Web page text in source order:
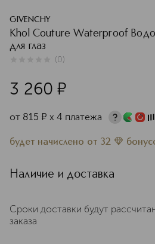
GIVENCHY
Khol Couture Waterproof
для глаз
(0)
3 260 ¤
от 815 ¤ х 4 платежа
будет начислено от 32
Наличие и доставка
Сроки доставки будут
заказа